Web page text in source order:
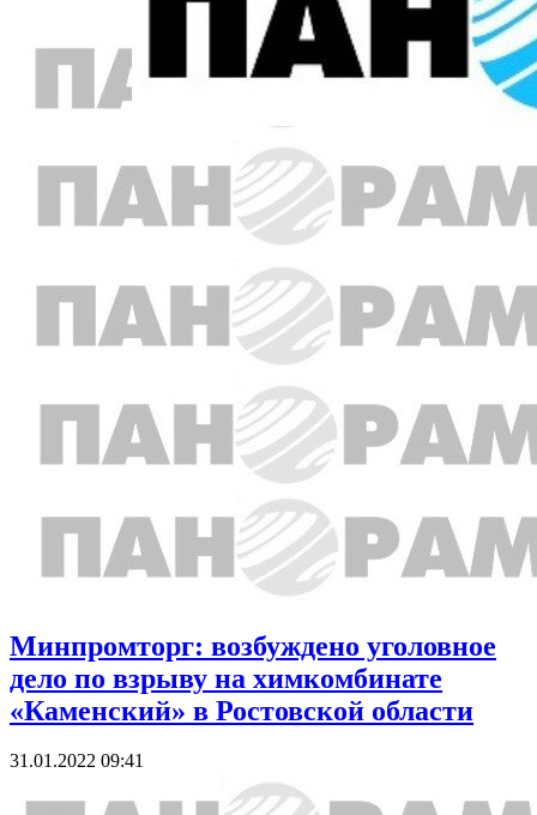
Минпромторг: возбуждено уголовное
дело по взрыву на химкомбинате
«Каменский» в Ростовской области
31.01.2022 09:41